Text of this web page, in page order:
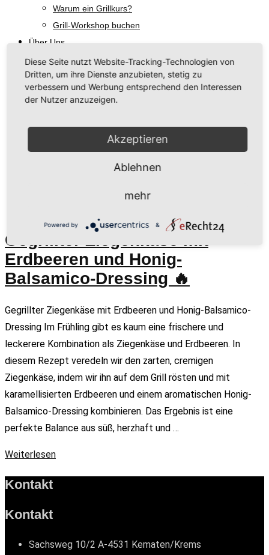
Warum ein Grillkurs?
Grill-Workshop buchen
Über Uns
Unsere Philosophie
Regionale Hersteller
Rezeptideen & Grill-Tipps
Talk am Grill
Schlagwort:Minze
Gegrillter Ziegenkäse mit
Erdbeeren und Honig-
Balsamico-Dressing 🔥
Gegrillter Ziegenkäse mit Erdbeeren und Honig-Balsamico-
Dressing Im Frühling gibt es kaum eine frischere und
leckerere Kombination als Ziegenkäse und Erdbeeren. In
diesem Rezept veredeln wir den zarten, cremigen
Ziegenkäse, indem wir ihn auf dem Grill rösten und mit
karamellisierten Erdbeeren und einem aromatischen Honig-
Balsamico-Dressing kombinieren. Das Ergebnis ist eine
perfekte Balance aus süß, herzhaft und …
Weiterlesen
Kontakt
Kontakt
Sachsweg 10/2 A-4531 Kematen/Krems
Diese Seite nutzt Website-Tracking-Technologien von
Dritten, um ihre Dienste anzubieten, stetig zu
verbessern und Werbung entsprechend den Interessen
der Nutzer anzuzeigen.
Akzeptieren
Ablehnen
mehr
Powered by &